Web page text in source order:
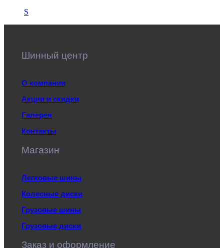
S
Шинный центр
О компании
Акции и скидки
Галерея
Контакты
Магазин
Легковые шины
Колесные диски
Грузовые шины
Грузовые диски
Заказ и оформление